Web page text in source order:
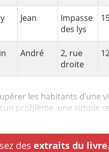
Jean
Impasse
des lys
André
2, rue
droite
les habitants d’une
problème, une simple
des extraits du livre.